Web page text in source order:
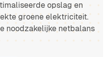
opslag en
groene elektriciteit.
noodzakelijke netbalans